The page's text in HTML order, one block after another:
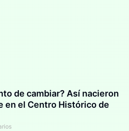
de cambiar? Así nacieron
en el Centro Histórico de